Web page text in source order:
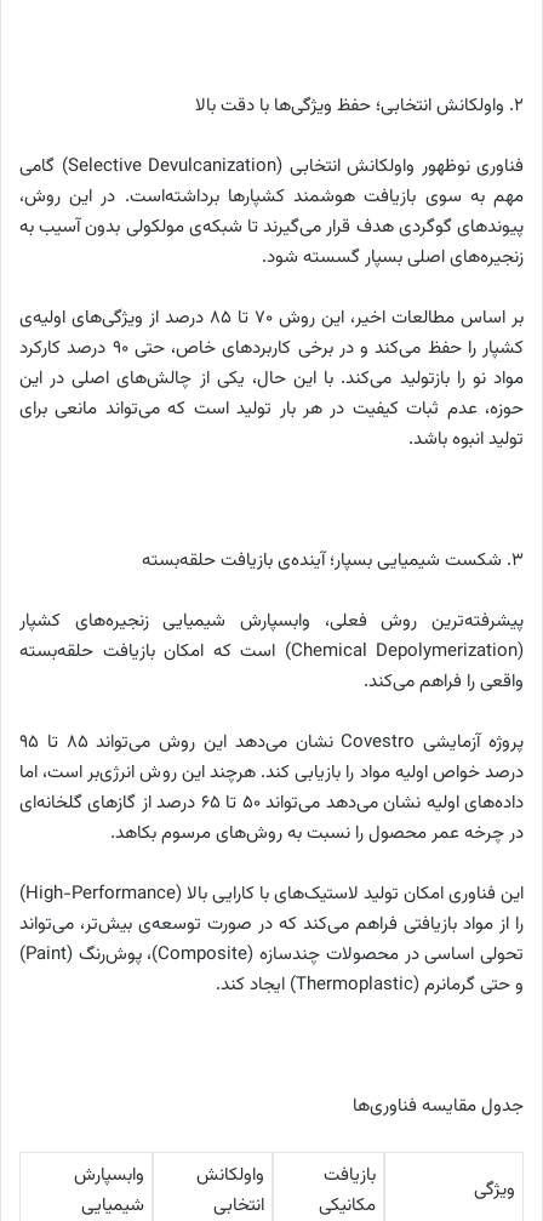
۲. واولکانش انتخابی؛ حفظ ویژگی‌ها با دقت بالا
فناوری نوظهور واولکانش انتخابی (Selective Devulcanization) گامی
مهم به سوی بازیافت هوشمند کشپارها برداشته‌است. در این روش،
پیوندهای گوگردی هدف قرار می‌گیرند تا شبکه‌‌ی مولکولی بدون آسیب به
زنجیره‌های اصلی بسپار گسسته شود.
بر اساس مطالعات اخیر، این روش ۷۰ تا ۸۵ درصد از ویژگی‌های اولیه‌‌ی
کشپار را حفظ می‌کند و در برخی کاربردهای خاص، حتی ۹۰ درصد کارکرد
مواد نو را بازتولید می‌کند. با این حال، یکی از چالش‌های اصلی در این
حوزه، عدم ثبات کیفیت در هر بار تولید است که می‌تواند مانعی برای
تولید انبوه باشد.
۳. شکست شیمیایی بسپار؛ آینده‌‌ی بازیافت حلقه‌بسته
پیشرفته‌ترین روش فعلی، وابسپارش شیمیایی زنجیره‌های کشپار
(Chemical Depolymerization) است که امکان بازیافت حلقه‌بسته‌
واقعی را فراهم می‌کند.
پروژه‌ آزمایشی Covestro نشان می‌دهد این روش می‌تواند ۸۵ تا ۹۵
درصد خواص اولیه‌ مواد را بازیابی کند. هرچند این روش انرژی‌بر است، اما
داده‌های اولیه نشان می‌دهد می‌تواند ۵۰ تا ۶۵ درصد از گازهای گلخانه‌ای
در چرخه‌ عمر محصول را نسبت به روش‌های مرسوم بکاهد.
این فناوری امکان تولید لاستیک‌های با کارایی بالا (High-Performance)
را از مواد بازیافتی فراهم می‌کند که در صورت توسعه‌‌ی بیش‌تر، می‌تواند
تحولی اساسی در محصولات چندسازه (Composite)، پوش‌رنگ (Paint)
و حتی گرمانرم (Thermoplastic) ایجاد کند.
جدول مقایسه فناوری‌ها
ویژگی
بازیافت
مکانیکی
واولکانش
انتخابی
وابسپارش
شیمیایی